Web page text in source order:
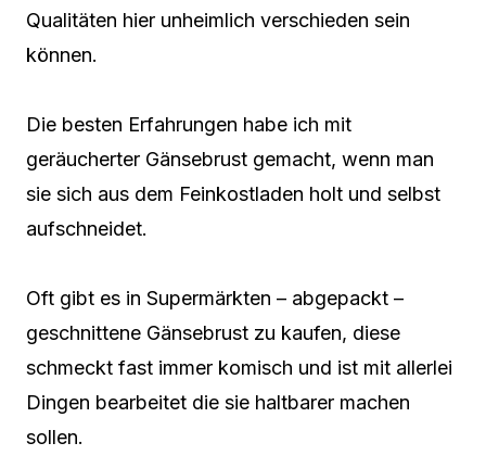
Qualitäten hier unheimlich verschieden sein
können.
Die besten Erfahrungen habe ich mit
geräucherter Gänsebrust gemacht, wenn man
sie sich aus dem Feinkostladen holt und selbst
aufschneidet.
Oft gibt es in Supermärkten – abgepackt –
geschnittene Gänsebrust zu kaufen, diese
schmeckt fast immer komisch und ist mit allerlei
Dingen bearbeitet die sie haltbarer machen
sollen.